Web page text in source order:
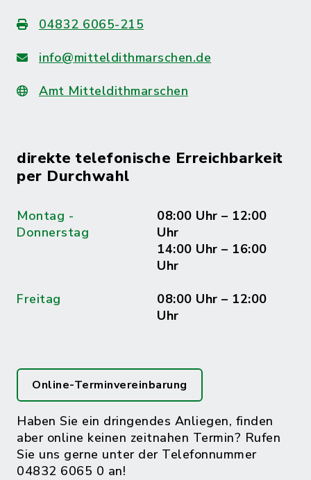
04832 6065-215
info@mitteldithmarschen.de
Amt Mitteldithmarschen
direkte telefonische Erreichbarkeit
per Durchwahl
Montag -
Donnerstag
08:00 Uhr – 12:00
Uhr
14:00 Uhr – 16:00
Uhr
Freitag
08:00 Uhr – 12:00
Uhr
Online-Terminvereinbarung
Haben Sie ein dringendes Anliegen, finden
aber online keinen zeitnahen Termin? Rufen
Sie uns gerne unter der Telefonnummer
04832 6065 0 an!